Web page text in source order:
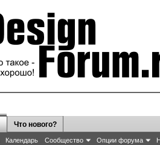
Календарь Сообщество Опции форума
Что нового?